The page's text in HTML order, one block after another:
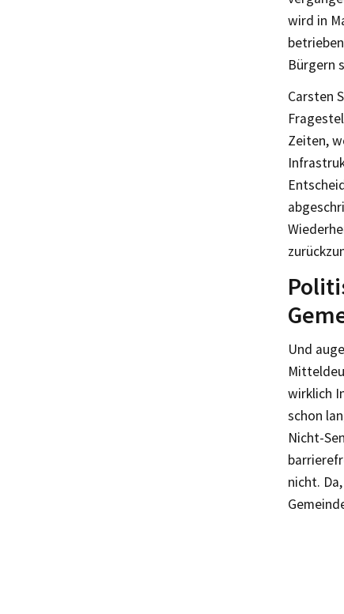
wird in
Bürgern
Carsten
Zeiten,
Und
wirklich
schon
Nicht-
nicht.